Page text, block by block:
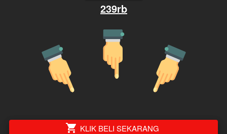
239rb
` KLIK BELI SEKARANG